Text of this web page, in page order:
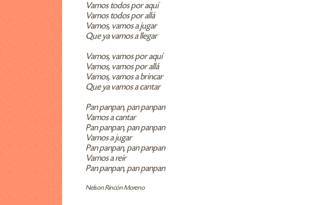
Vamos todos por aquí
Vamos todos por allá
Vamos, vamos a jugar
Que ya vamos a llegar
Vamos, vamos por aquí
Vamos, vamos por allá
Vamos, vamos a brincar
Que ya vamos a cantar
Pan panpan, pan panpan
Vamos a cantar
Pan panpan, pan panpan
Vamos a jugar
Pan panpan, pan panpan
Vamos a reír
Pan panpan, pan panpan
Nelson Rincón Moreno